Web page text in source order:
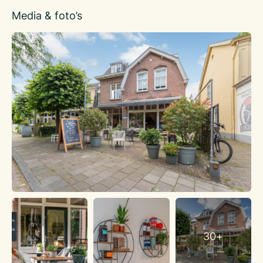
Bij Frouke op de koffie in Doorn is een gezellige en unieke
koffie- en lunchplek, gelegen aan de
Dorpsstraat 31.
Deze fijne horecazaak is geliefd om haar warme en gastvrije
sfeer, met zowel binnen zitplaatsen als een zonnig terras. Bij
Frouke staat bekend om haar heerlijke koffie, verse sappen,
en een uitgebreide selectie aan ontbijt- en lunchgerechten,
waaronder vers geperste sappen, smoothies, en diverse
broodjes en salades.
Het menu bij Bij Frouke biedt voor ieder wat wils, van warme
appelsap met chaikruiden tot diverse
soorten kruidenthee en geparfumeerde thee. Heerlijke
dranken zijn onder andere de “Apple Hottie” en de “Coto,” een
frisse tonic met espresso. Ook zijn er huisgemaakte
lekkernijen zoals taartjes
en koekjes die perfect bij de koffie passen.
Bij Frouke biedt daarnaast cateringdiensten aan onder de
naam “Frouke op locatie.” Dit omvat onder
andere high-tea’s, bedrijfslunches, en andere gelegenheden,
Media & foto’s
30+